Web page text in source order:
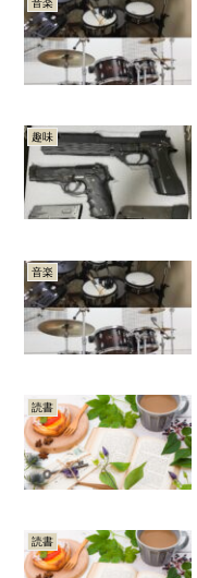
趣味
音楽
読書
読書